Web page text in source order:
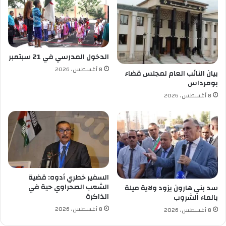
ا
ح
ي
ئ
ر
_
ت
م
ن
ر
ا
س
:
ا
ل
م
ش
ر
و
ع
"
ا
بيان النائب العام لمجلس قضاء
بومرداس
8 أغسطس، 2026
الدخول المدرسي في 21 سبتمبر
8 أغسطس، 2026
سد بني هارون يزود ولاية ميلة
بالماء الشروب
8 أغسطس، 2026
السفير خطري أدوه: قضية
الشعب الصحراوي حية في
الذاكرة
8 أغسطس، 2026